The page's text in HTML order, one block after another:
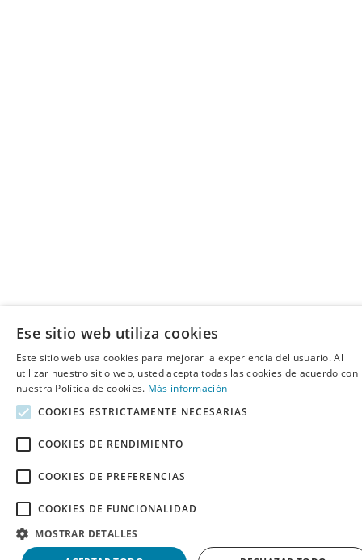
Ese sitio web utiliza cookies
Este sitio web usa cookies para mejorar la experiencia del usuario. Al
utilizar nuestro sitio web, usted acepta todas las cookies de acuerdo con
nuestra Política de cookies. Más información
COOKIES ESTRICTAMENTE NECESARIAS
COOKIES DE RENDIMIENTO
COOKIES DE PREFERENCIAS
COOKIES DE FUNCIONALIDAD
MOSTRAR DETALLES